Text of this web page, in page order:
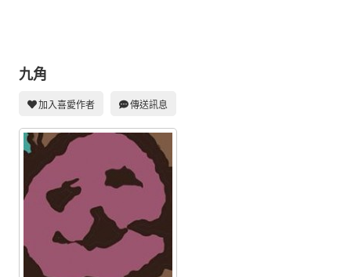
攤位轉讓區
會員功能選單
會員中心
註冊會員
登入
九角
加入喜愛作者 傳送訊息